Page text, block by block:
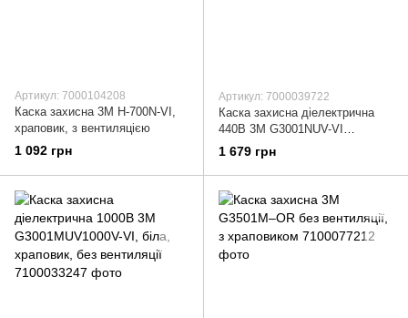
Артикул: 7000104208
Каска захисна 3М H-700N-VI,
храповик, з вентиляцією
1 092 грн
Артикул: 7000039722
Каска захисна діелектрична
440В 3М G3001NUV-VI
синтетичне оголів`я, храповик,
без вентиляції
1 679 грн